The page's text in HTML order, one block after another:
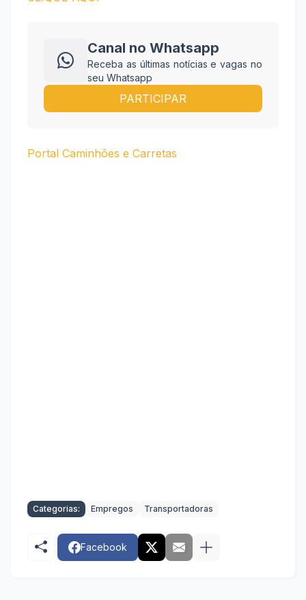
Canal no Whatsapp
Receba as últimas notícias e vagas no
seu Whatsapp
PARTICIPAR
Portal Caminhões e Carretas
Categorias: Empregos Transportadoras
Facebook